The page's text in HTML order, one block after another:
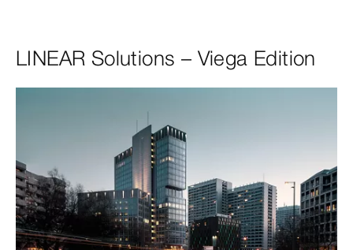
LINEAR Solutions – Viega Edition